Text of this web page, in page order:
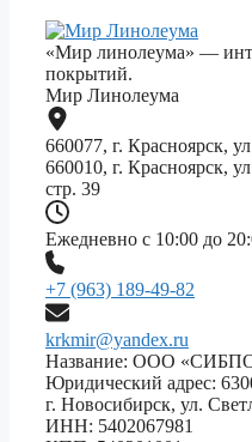
«Мир линолеума» —
покрытий.
Мир Линолеума
660077, г. Красноярск,
660010, г. Красноярск,
стр. 39
Ежедневно с 10:00 до
+7 (963) 189-49-82
krkmir@yandex.ru
Название: ООО
Юридический адрес:
г. Новосибирск, ул.
ИНН: 5402067981